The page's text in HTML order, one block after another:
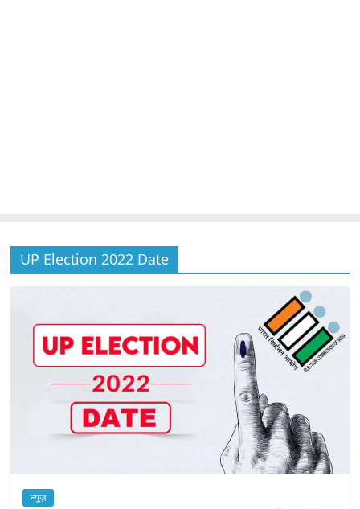
UP Election 2022 Date
न्यूज़